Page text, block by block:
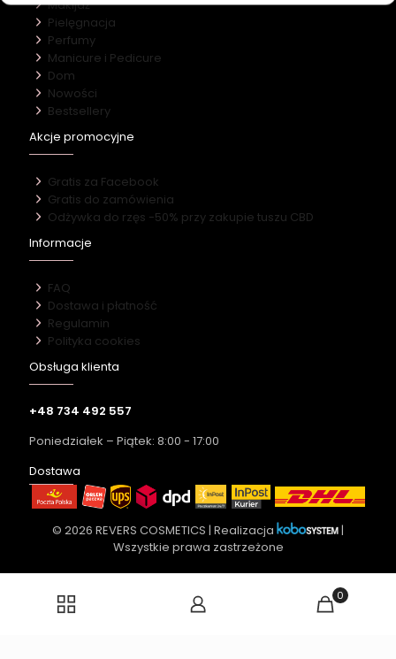
Makijaż
Pielęgnacja
Perfumy
Manicure i Pedicure
Dom
Nowości
Bestsellery
Akcje promocyjne
Gratis za Facebook
Gratis do zamówienia
Odżywka do rzęs -50% przy zakupie tuszu CBD
Informacje
FAQ
Dostawa i płatność
Regulamin
Polityka cookies
Obsługa klienta
+48 734 492 557
Poniedziałek – Piątek: 8:00 - 17:00
Dostawa
© 2026 REVERS COSMETICS | Realizacja
|
Wszystkie prawa zastrzeżone
0